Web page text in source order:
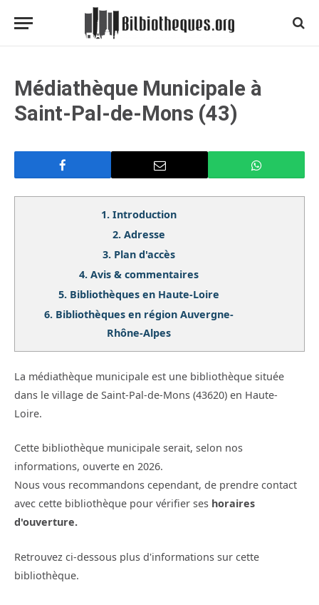
Médiathèque Municipale à
Saint-Pal-de-Mons (43)
1. Introduction
2. Adresse
3. Plan d'accès
4. Avis & commentaires
5. Bibliothèques en Haute-Loire
6. Bibliothèques en région Auvergne-
Rhône-Alpes
La médiathèque municipale est une bibliothèque située
dans le village de Saint-Pal-de-Mons (43620) en Haute-
Loire.
Cette bibliothèque municipale serait, selon nos
informations, ouverte en 2026.
Nous vous recommandons cependant, de prendre contact
avec cette bibliothèque pour vérifier ses horaires
d'ouverture.
Retrouvez ci-dessous plus d'informations sur cette
bibliothèque.